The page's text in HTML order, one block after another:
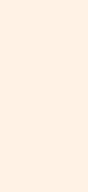
satu indikator
Kecil berjalan